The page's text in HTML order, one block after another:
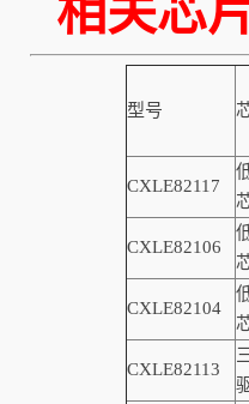
相关
型号
CXLE82117
CXLE82106
CXLE82104
CXLE82113